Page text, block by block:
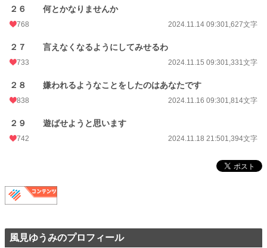
２６ 何とかなりませんか
768 2024.11.14 09:301,627文字
２７ 言えなくなるようにしてみせるわ
733 2024.11.15 09:301,331文字
２８ 嫌われるようなことをしたのはあなたです
838 2024.11.16 09:301,814文字
２９ 遊ばせようと思います
742 2024.11.18 21:501,394文字
風見ゆうみのプロフィール